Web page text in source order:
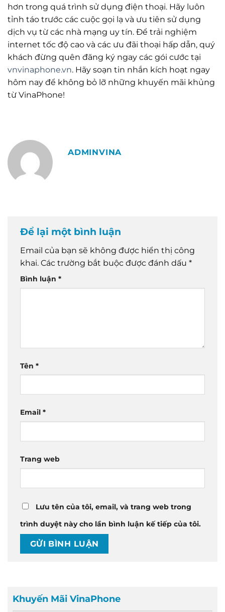
hơn trong quá trình sử dụng điện thoại. Hãy luôn
tỉnh táo trước các cuộc gọi lạ và ưu tiên sử dụng
dịch vụ từ các nhà mạng uy tín. Để trải nghiệm
internet tốc độ cao và các ưu đãi thoại hấp dẫn, quý
khách đừng quên đăng ký ngay các gói cước tại
vnvinaphone.vn. Hãy soạn tin nhắn kích hoạt ngay
hôm nay để không bỏ lỡ những khuyến mãi khủng
từ VinaPhone!
ADMINVINA
Để lại một bình luận
Email của bạn sẽ không được hiển thị công
khai. Các trường bắt buộc được đánh dấu *
Bình luận *
Tên *
Email *
Trang web
Lưu tên của tôi, email, và trang web trong
trình duyệt này cho lần bình luận kế tiếp của tôi.
Khuyến Mãi VinaPhone